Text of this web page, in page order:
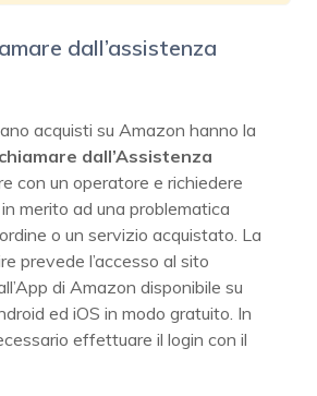
dall’assistenza
acquisti su Amazon hanno la
dall’Assistenza
con un operatore e richiedere
merito ad una problematica
o un servizio acquistato. La
prevede l’accesso al sito
di Amazon disponibile su
ed iOS in modo gratuito. In
effettuare il login con il